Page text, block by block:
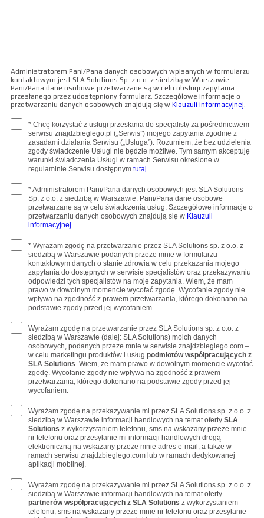
Administratorem Pani/Pana danych osobowych wpisanych w formularzu
kontaktowym jest SLA Solutions Sp. z o.o. z siedzibą w Warszawie.
Pani/Pana dane osobowe przetwarzane są w celu obsługi zapytania
przesłanego przez udostępniony formularz. Szczegółowe informacje o
przetwarzaniu danych osobowych znajdują się w Klauzuli informacyjnej.
* Chcę korzystać z usługi przesłania do specjalisty za pośrednictwem
serwisu znajdzbieglego.pl („Serwis”) mojego zapytania zgodnie z
zasadami działania Serwisu („Usługa”). Rozumiem, że bez udzielenia
zgody świadczenie Usługi nie będzie możliwe. Tym samym akceptuję
warunki świadczenia Usługi w ramach Serwisu określone w
regulaminie Serwisu dostępnym tutaj.
* Administratorem Pani/Pana danych osobowych jest SLA Solutions
Sp. z o.o. z siedzibą w Warszawie. Pani/Pana dane osobowe
przetwarzane są w celu świadczenia usług. Szczegółowe informacje o
przetwarzaniu danych osobowych znajdują się w Klauzuli
informacyjnej.
* Wyrażam zgodę na przetwarzanie przez SLA Solutions sp. z o.o. z
siedzibą w Warszawie podanych przeze mnie w formularzu
kontaktowym danych o stanie zdrowia w celu przekazania mojego
zapytania do dostępnych w serwisie specjalistów oraz przekazywaniu
odpowiedzi tych specjalistów na moje zapytania. Wiem, że mam
prawo w dowolnym momencie wycofać zgodę. Wycofanie zgody nie
wpływa na zgodność z prawem przetwarzania, którego dokonano na
podstawie zgody przed jej wycofaniem.
Wyrażam zgodę na przetwarzanie przez SLA Solutions sp. z o.o. z
siedzibą w Warszawie (dalej: SLA Solutions) moich danych
osobowych, podanych przeze mnie w serwisie znajdzbieglego.com –
w celu marketingu produktów i usług podmiotów współpracujących z
SLA Solutions. Wiem, że mam prawo w dowolnym momencie wycofać
zgodę. Wycofanie zgody nie wpływa na zgodność z prawem
przetwarzania, którego dokonano na podstawie zgody przed jej
wycofaniem.
Wyrażam zgodę na przekazywanie mi przez SLA Solutions sp. z o.o. z
siedzibą w Warszawie informacji handlowych na temat oferty SLA
Solutions z wykorzystaniem telefonu, sms na wskazany przeze mnie
nr telefonu oraz przesyłanie mi informacji handlowych drogą
elektroniczną na wskazany przeze mnie adres e-mail, a także w
ramach serwisu znajdzbieglego.com lub w ramach dedykowanej
aplikacji mobilnej.
Wyrażam zgodę na przekazywanie mi przez SLA Solutions sp. z o.o. z
siedzibą w Warszawie informacji handlowych na temat oferty
partnerów współpracujących z SLA Solutions z wykorzystaniem
telefonu, sms na wskazany przeze mnie nr telefonu oraz przesyłanie